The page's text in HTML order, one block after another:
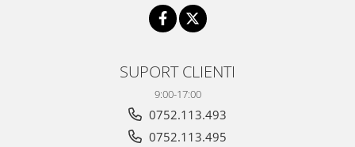
SUPORT CLIENTI
9:00-17:00
0752.113.493
0752.113.495